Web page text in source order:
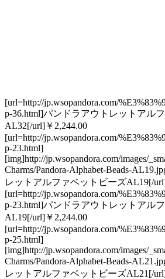
[url=http://jp.wsopandora.com/
p-36.html]パンドラアウトレットアル
AL32[/url]￥2,244.00
[url=http://jp.wsopandora.com/
p-23.html]
[img]http://jp.wsopandora.com/images/
Charms/Pandora-Alphabet-Beads-
レットアルファベットビーズAL19[/
[url=http://jp.wsopandora.com/
p-23.html]パンドラアウトレットアル
AL19[/url]￥2,244.00
[url=http://jp.wsopandora.com/
p-25.html]
[img]http://jp.wsopandora.com/images/
Charms/Pandora-Alphabet-Beads-
レットアルファベットビーズAL21[/